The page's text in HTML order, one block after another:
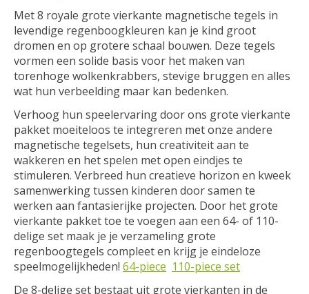
Met 8 royale grote vierkante magnetische tegels in
levendige regenboogkleuren kan je kind groot
dromen en op grotere schaal bouwen. Deze tegels
vormen een solide basis voor het maken van
torenhoge wolkenkrabbers, stevige bruggen en alles
wat hun verbeelding maar kan bedenken.
Verhoog hun speelervaring door ons grote vierkante
pakket moeiteloos te integreren met onze andere
magnetische tegelsets, hun creativiteit aan te
wakkeren en het spelen met open eindjes te
stimuleren. Verbreed hun creatieve horizon en kweek
samenwerking tussen kinderen door samen te
werken aan fantasierijke projecten. Door het grote
vierkante pakket toe te voegen aan een 64- of 110-
delige set maak je je verzameling grote
regenboogtegels compleet en krijg je eindeloze
speelmogelijkheden! 64-piece 110-piece set
De 8-delige set bestaat uit grote vierkanten in de